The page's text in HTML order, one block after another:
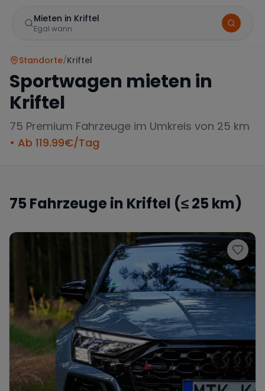
Mieten in Kriftel
Egal wann
Porsche Lamborghini Ferrari
McLaren Ford Jaguar
Wann
Zeitraum wählen
Standorte/Kriftel
Sportwagen mieten in
Kriftel
75 Premium Fahrzeuge im Umkreis von 25 km
• Ab 119.99€/Tag
75 Fahrzeuge in Kriftel (≤ 25 km)